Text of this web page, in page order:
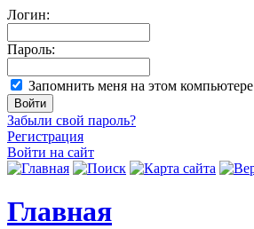
Логин:
Пароль:
Запомнить меня на этом компьютере
Забыли свой пароль?
Регистрация
Войти на сайт
Главная